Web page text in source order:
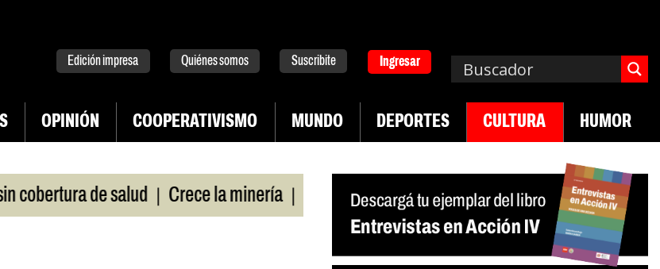
Edición impresa Quiénes somos Suscribite Ingresar
OPINIÓN COOPERATIVISMO MUNDO DEPORTES CULTURA HUMOR
de salud | Crece la minería | La Pampa. Emergencia en salud mental | Los 43